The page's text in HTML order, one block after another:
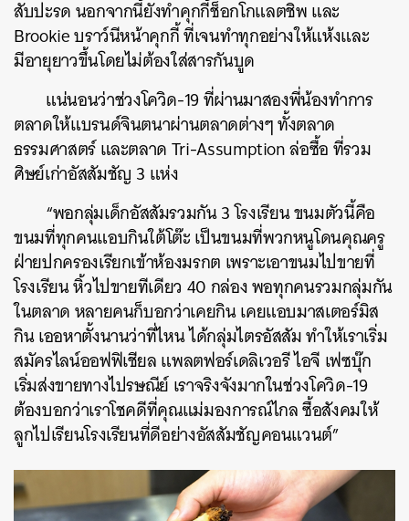
สับปะรด นอกจากนี้ยังทำคุกกี้ช็อกโกแลตชิพ และ
Brookie บราว์นีหน้าคุกกี้ ที่เจนทำทุกอย่างให้แห้งและ
มีอายุยาวขึ้นโดยไม่ต้องใส่สารกันบูด
แน่นอนว่าช่วงโควิด-19 ที่ผ่านมาสองพี่น้องทำการ
ตลาดให้แบรนด์จินตนาผ่านตลาดต่างๆ ทั้งตลาด
ธรรมศาสตร์ และตลาด Tri-Assumption ล่อซื้อ ที่รวม
ศิษย์เก่าอัสสัมชัญ 3 แห่ง
“พอกลุ่มเด็กอัสสัมรวมกัน 3 โรงเรียน ขนมตัวนี้คือ
ขนมที่ทุกคนแอบกินใต้โต๊ะ เป็นขนมที่พวกหนูโดนคุณครู
ฝ่ายปกครองเรียกเข้าห้องมรกต เพราะเอาขนมไปขายที่
โรงเรียน หิ้วไปขายทีเดียว 40 กล่อง พอทุกคนรวมกลุ่มกัน
ในตลาด หลายคนก็บอกว่าเคยกิน เคยแอบมาสเตอร์มิส
กิน เออหาตั้งนานว่าที่ไหน ได้กลุ่มไตรอัสสัม ทำให้เราเริ่ม
สมัครไลน์ออฟฟิเชียล แพลตฟอร์เดลิเวอรี ไอจี เฟซบุ๊ก
เริ่มส่งขายทางไปรษณีย์ เราจริงจังมากในช่วงโควิด-19
ต้องบอกว่าเราโชคดีที่คุณแม่มองการณ์ไกล ซื้อสังคมให้
ลูกไปเรียนโรงเรียนที่ดีอย่างอัสสัมชัญคอนแวนต์”